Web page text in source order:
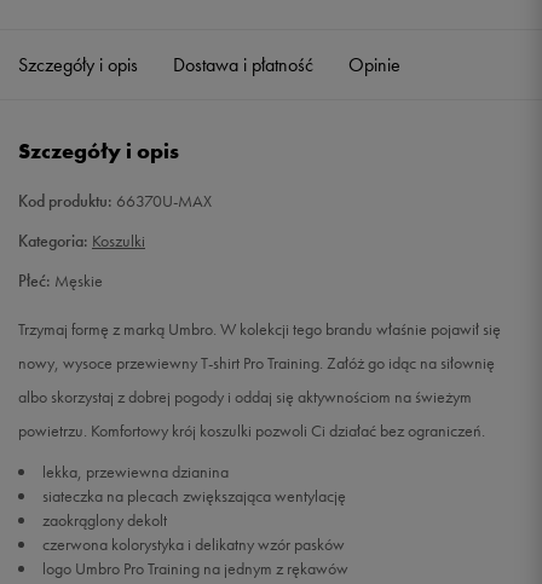
Szczegóły i opis Dostawa i płatność Opinie
Szczegóły i opis
Kod produktu: 66370U-MAX
Kategoria: Koszulki
Płeć: Męskie
Trzymaj formę z marką Umbro. W kolekcji tego brandu właśnie pojawił się
nowy, wysoce przewiewny T-shirt Pro Training. Załóż go idąc na siłownię
albo skorzystaj z dobrej pogody i oddaj się aktywnościom na świeżym
powietrzu. Komfortowy krój koszulki pozwoli Ci działać bez ograniczeń.
lekka, przewiewna dzianina
siateczka na plecach zwiększająca wentylację
zaokrąglony dekolt
czerwona kolorystyka i delikatny wzór pasków
logo Umbro Pro Training na jednym z rękawów